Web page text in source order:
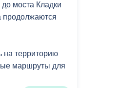
моста Кладки
продолжаются
на территорию
маршруты для